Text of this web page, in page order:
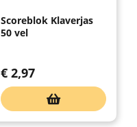
Scoreblok Klaverjas
50 vel
€ 2,97